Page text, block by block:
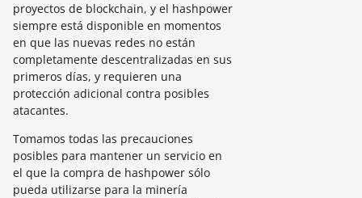
proyectos de blockchain, y el hashpower
siempre está disponible en momentos
en que las nuevas redes no están
completamente descentralizadas en sus
primeros días, y requieren una
protección adicional contra posibles
atacantes.
Tomamos todas las precauciones
posibles para mantener un servicio en
el que la compra de hashpower sólo
pueda utilizarse para la minería